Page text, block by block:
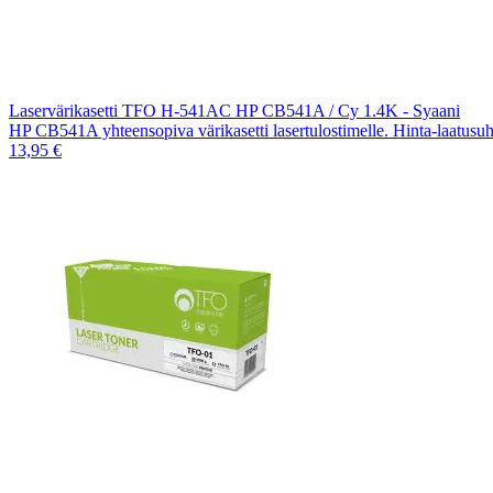
Laservärikasetti TFO H-541AC HP CB541A / Cy 1.4K - Syaani
HP CB541A yhteensopiva värikasetti lasertulostimelle. Hinta-
13,95 €